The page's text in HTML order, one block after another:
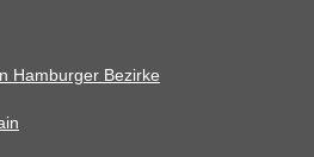
Hamburger Bezirke